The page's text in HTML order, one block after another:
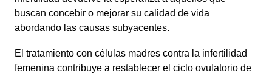
buscan concebir o mejorar su calidad de vida
abordando las causas subyacentes.
El tratamiento con células madres contra la infertilidad
femenina contribuye a restablecer el ciclo ovulatorio de